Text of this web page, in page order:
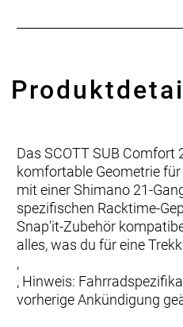
Das SCOTT SUB Comfort
komfortable Geometrie
mit einer Shimano 21-
spezifischen Racktime-
Snap'it-Zubehör
alles, was du für eine
,
, Hinweis:
vorherige Ankündigung